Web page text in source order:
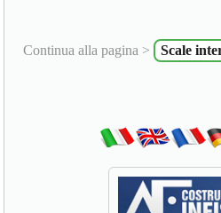
Continua alla pagina > Scale